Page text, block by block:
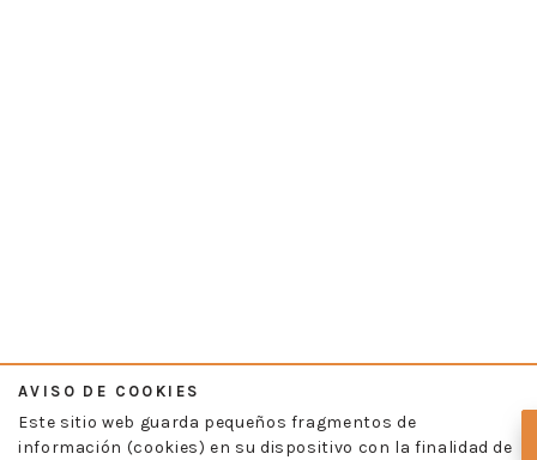
AVISO DE COOKIES
Este sitio web guarda pequeños fragmentos de
información (cookies) en su dispositivo con la finalidad de